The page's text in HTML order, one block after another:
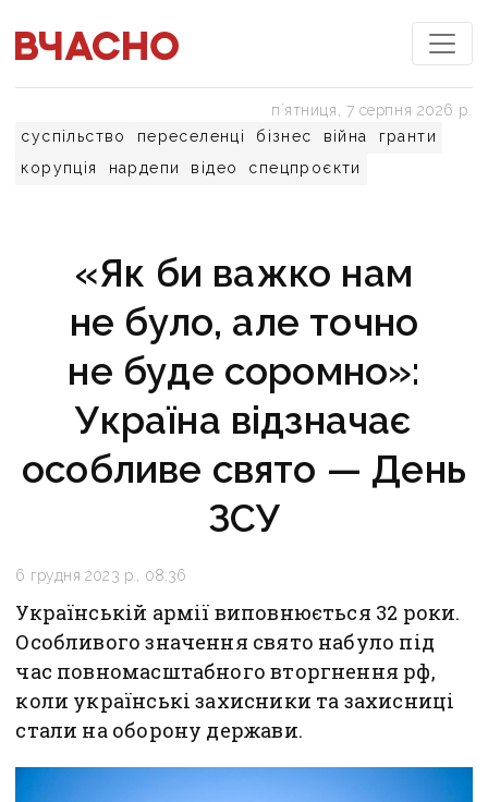
суспільство переселенці бізнес війна
гранти
корупція
нардепи відео спецпроєкти
пʼятниця, 7 серпня 2026 р.
«Як би важко нам
не було, але точно
не буде соромно»:
Україна відзначає
особливе свято — День
ЗСУ
6 грудня 2023 р., 08:36
Українській армії виповнюється 32 роки.
Особливого значення свято набуло під
час повномасштабного вторгнення рф,
коли українські захисники та захисниці
стали на оборону держави.